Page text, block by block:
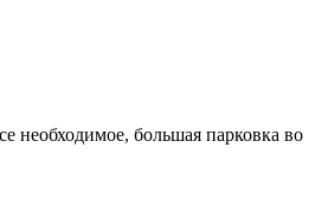
необходимое, большая парковка во